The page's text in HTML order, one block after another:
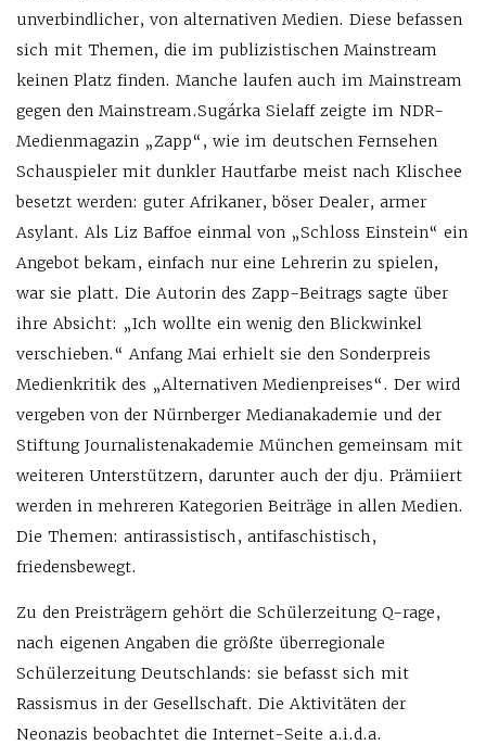
unverbindlicher, von alternativen Medien. Diese befassen
sich mit Themen, die im publizistischen Mainstream
keinen Platz finden. Manche laufen auch im Mainstream
gegen den Mainstream.Sugárka Sielaff zeigte im NDR-
Medienmagazin „Zapp“, wie im deutschen Fernsehen
Schauspieler mit dunkler Hautfarbe meist nach Klischee
besetzt werden: guter Afrikaner, böser Dealer, armer
Asylant. Als Liz Baffoe einmal von „Schloss Einstein“ ein
Angebot bekam, einfach nur eine Lehrerin zu spielen,
war sie platt. Die Autorin des Zapp-Beitrags sagte über
ihre Absicht: „Ich wollte ein wenig den Blickwinkel
verschieben.“ Anfang Mai erhielt sie den Sonderpreis
Medienkritik des „Alternativen Medienpreises“. Der wird
vergeben von der Nürnberger Medianakademie und der
Stiftung Journalistenakademie München gemeinsam mit
weiteren Unterstützern, darunter auch der dju. Prämiiert
werden in mehreren Kategorien Beiträge in allen Medien.
Die Themen: antirassistisch, antifaschistisch,
friedensbewegt.
Zu den Preisträgern gehört die Schülerzeitung Q-rage,
nach eigenen Angaben die größte überregionale
Schülerzeitung Deutschlands: sie befasst sich mit
Rassismus in der Gesellschaft. Die Aktivitäten der
Neonazis beobachtet die Internet-Seite a.i.d.a.